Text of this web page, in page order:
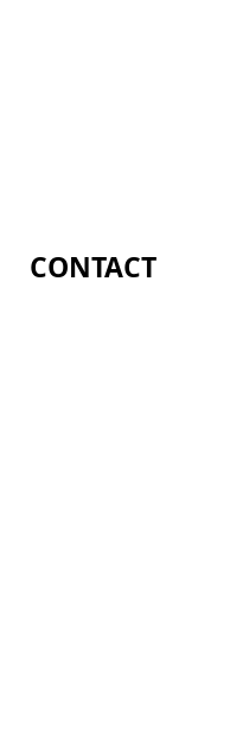
CONTACT